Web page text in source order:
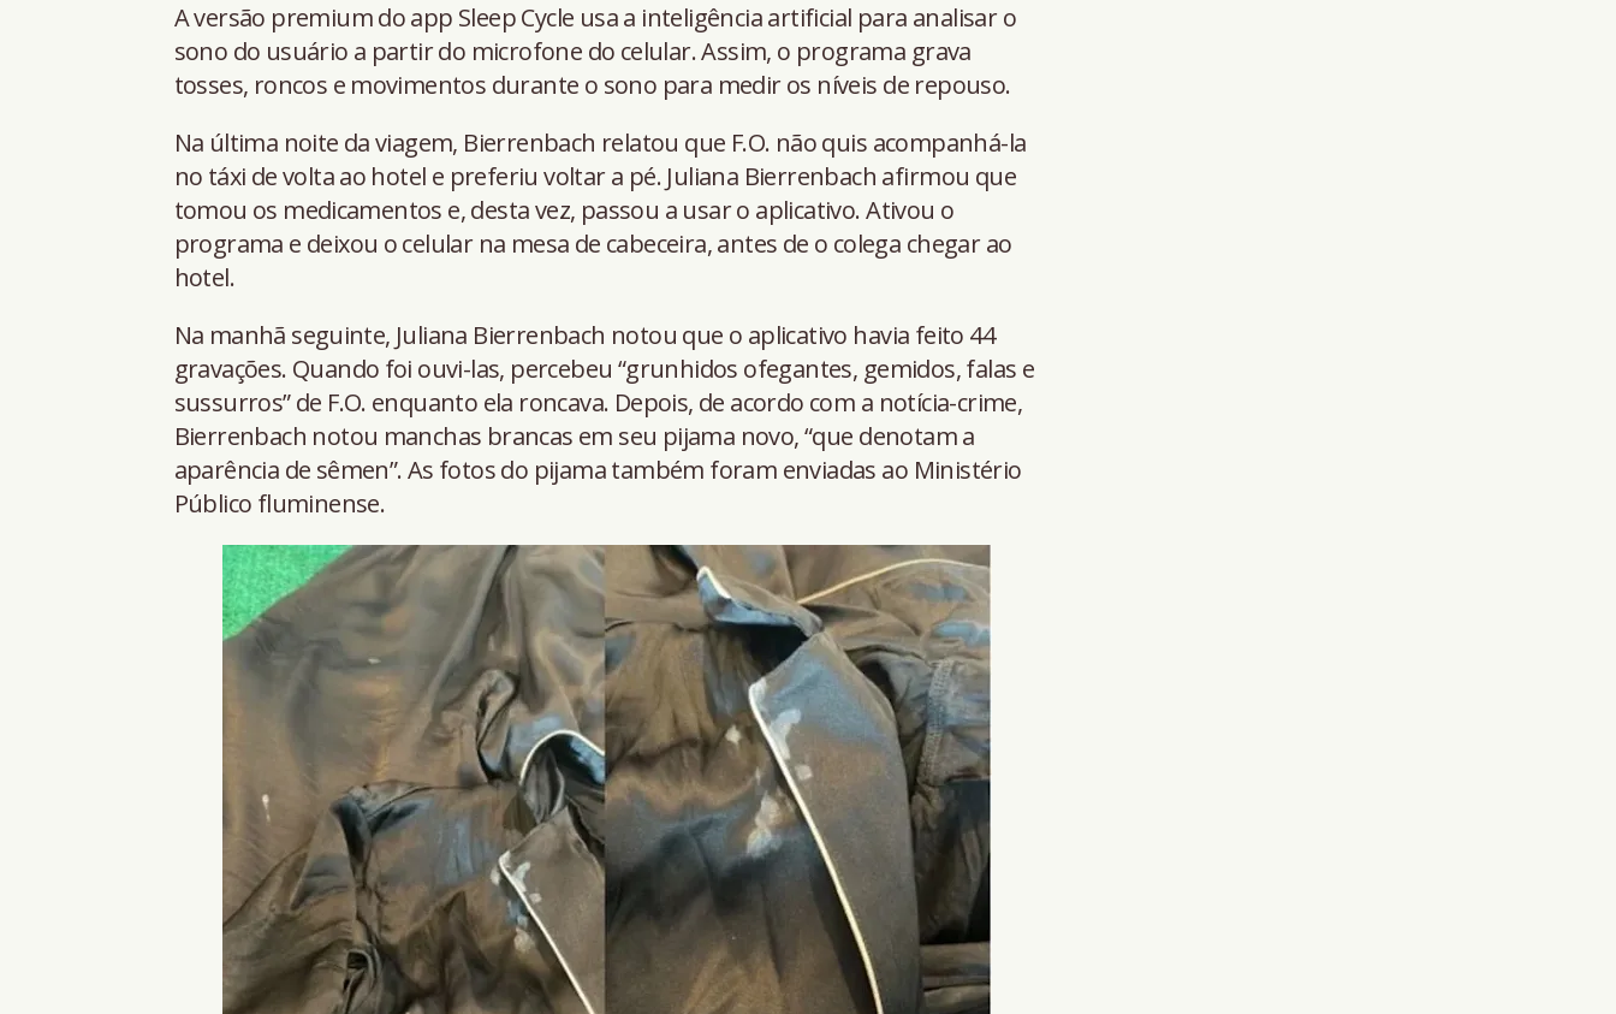
A versão premium do app Sleep Cycle usa a inteligência artificial para analisar o
sono do usuário a partir do microfone do celular. Assim, o programa grava
tosses, roncos e movimentos durante o sono para medir os níveis de repouso.
Na última noite da viagem, Bierrenbach relatou que F.O. não quis acompanhá-la
no táxi de volta ao hotel e preferiu voltar a pé. Juliana Bierrenbach afirmou que
tomou os medicamentos e, desta vez, passou a usar o aplicativo. Ativou o
programa e deixou o celular na mesa de cabeceira, antes de o colega chegar ao
hotel.
Na manhã seguinte, Juliana Bierrenbach notou que o aplicativo havia feito 44
gravações. Quando foi ouvi-las, percebeu “grunhidos ofegantes, gemidos, falas e
sussurros” de F.O. enquanto ela roncava. Depois, de acordo com a notícia-crime,
Bierrenbach notou manchas brancas em seu pijama novo, “que denotam a
aparência de sêmen”. As fotos do pijama também foram enviadas ao Ministério
Público fluminense.